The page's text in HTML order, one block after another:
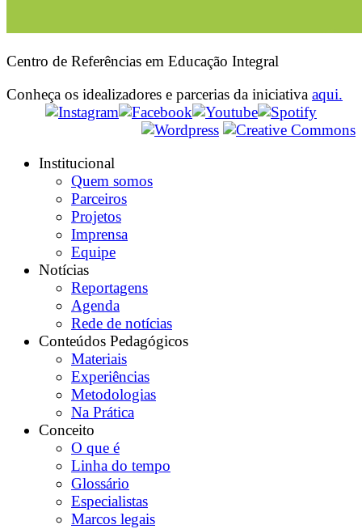
Centro de Referências em Educação Integral
Conheça os idealizadores e parcerias da iniciativa aqui.
Institucional
Quem somos
Parceiros
Projetos
Imprensa
Equipe
Notícias
Reportagens
Agenda
Rede de notícias
Conteúdos Pedagógicos
Materiais
Experiências
Metodologias
Na Prática
Conceito
O que é
Linha do tempo
Glossário
Especialistas
Marcos legais